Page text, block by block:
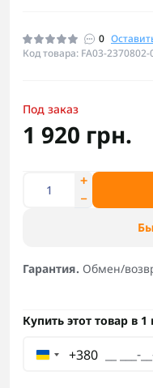
0
Код товара: FA03-2370802-
Под заказ
1 920 грн.
Гарантия. Обмен/
Купить этот товар в 1
+380